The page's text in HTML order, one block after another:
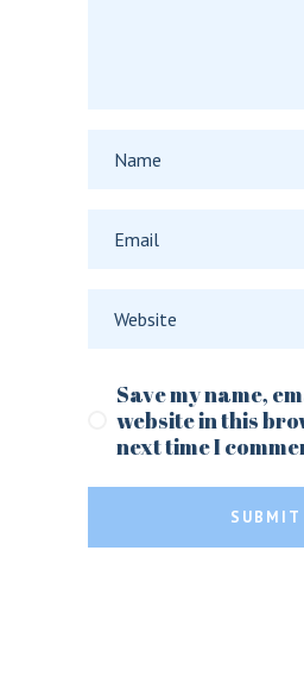
Save my name,
website in this
next time I
SUBMIT